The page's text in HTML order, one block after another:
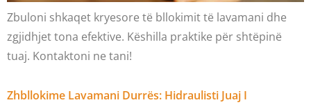
Zbuloni shkaqet kryesore të bllokimit të lavamani dhe
zgjidhjet tona efektive. Këshilla praktike për shtëpinë
tuaj. Kontaktoni ne tani!
Zhbllokime Lavamani Durrës: Hidraulisti Juaj I